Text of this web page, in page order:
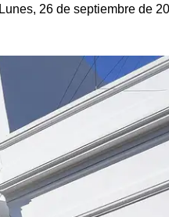
Lunes, 26 de septiembre de